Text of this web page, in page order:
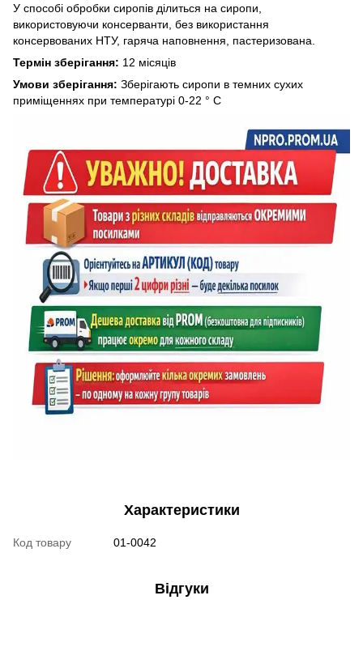
У способі обробки сиропів ділиться на сиропи,
використовуючи консерванти, без використання
консервованих НТУ, гаряча наповнення, пастеризована.
Термін зберігання: 12 місяців
Умови зберігання: Зберігають сиропи в темних сухих
приміщеннях при температурі 0-22 ° С
Характеристики
Код товару 01-0042
Відгуки